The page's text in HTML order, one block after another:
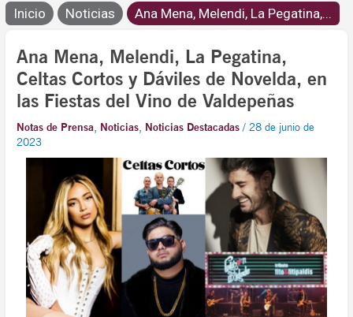
Inicio Noticias Ana Mena, Melendi, La Pegatina,...
Ana Mena, Melendi, La Pegatina,
Celtas Cortos y Dáviles de Novelda, en
las Fiestas del Vino de Valdepeñas
Notas de Prensa, Noticias, Noticias Destacadas /28 de junio de
2023